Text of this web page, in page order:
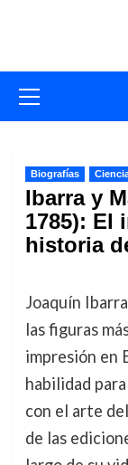
primario
Biografías
Ibarra y
1785): El
historia
Joaquín
las figuras
impresión en
habilidad
con el arte
de las